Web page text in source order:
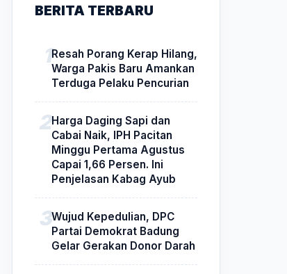
BERITA TERBARU
Resah Porang Kerap Hilang,
Warga Pakis Baru Amankan
Terduga Pelaku Pencurian
Harga Daging Sapi dan
Cabai Naik, IPH Pacitan
Minggu Pertama Agustus
Capai 1,66 Persen. Ini
Penjelasan Kabag Ayub
Wujud Kepedulian, DPC
Partai Demokrat Badung
Gelar Gerakan Donor Darah